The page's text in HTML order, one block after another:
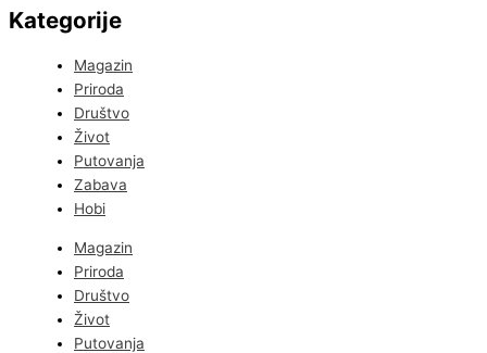
Kategorije
Magazin
Priroda
Društvo
Život
Putovanja
Zabava
Hobi
Magazin
Priroda
Društvo
Život
Putovanja